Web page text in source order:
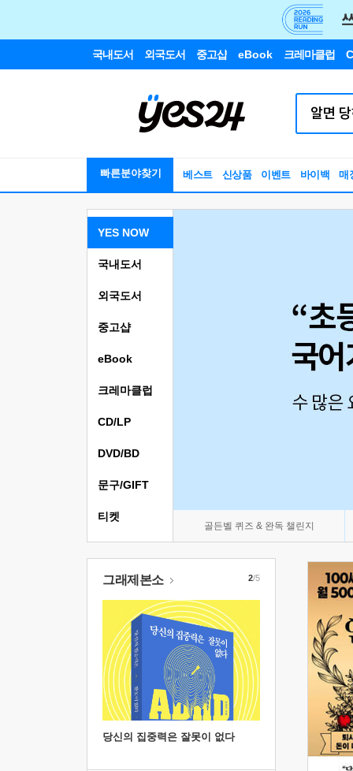
국내도서 외국도서 중고샵 eBook 크레마클럽
빠른분야찾기 베스트 신상품 이벤트 바이백 매
YES NOW
골든벨 퀴즈 & 완독 챌린지
국내도서
외국도서
중고샵
eBook
크레마클럽
CD/LP
DVD/BD
문구/GIFT
티켓
그래제본소
당신의 집중력은 잘못이 없다
2/5